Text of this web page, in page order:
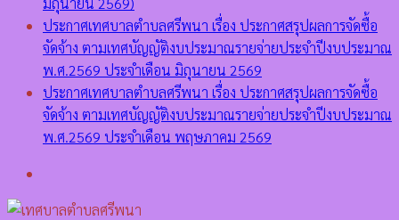
ประกาศเทศบาลตำบลศรีพนา เรื่อง ประกาศสรุปผลการจัดซื้อ
จัดจ้าง ตามเทศบัญญัติงบประมาณรายจ่ายประจำปีงบประมาณ
พ.ศ.2569 ประจำเดือน มิถุนายน 2569
ประกาศเทศบาลตำบลศรีพนา เรื่อง ประกาศสรุปผลการจัดซื้อ
จัดจ้าง ตามเทศบัญญัติงบประมาณรายจ่ายประจำปีงบประมาณ
พ.ศ.2569 ประจำเดือน พฤษภาคม 2569